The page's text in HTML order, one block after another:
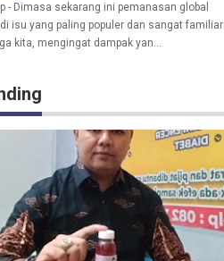
- Dimasa sekarang ini pemanasan global
isu yang paling populer dan sangat familiar
kita, mengingat dampak yan...